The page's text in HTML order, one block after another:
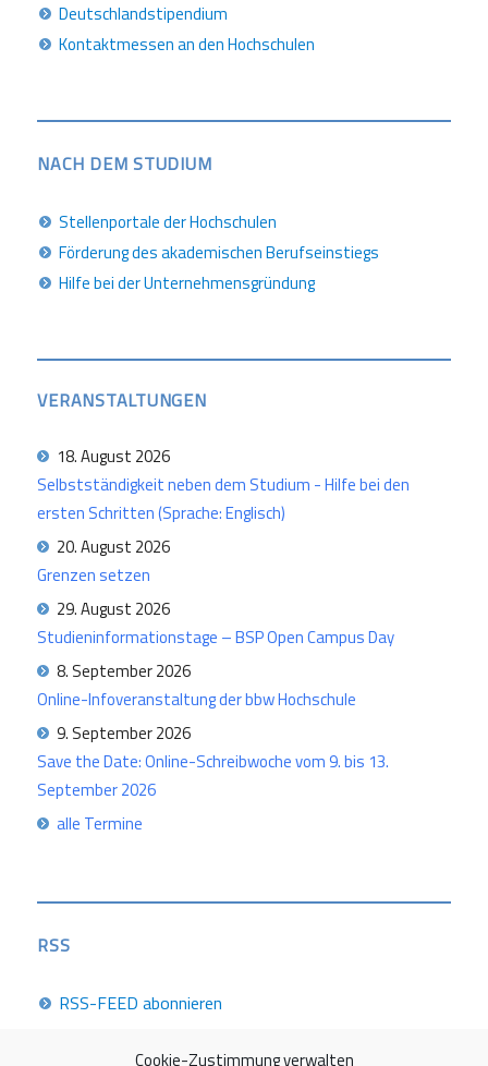
Cookie-Zustimmung verwalten
Deutschlandstipendium
Kontaktmessen an den Hochschulen
NACH DEM STUDIUM
Stellenportale der Hochschulen
Förderung des akademischen Berufseinstiegs
Hilfe bei der Unternehmensgründung
VERANSTALTUNGEN
18. August 2026
Selbstständigkeit neben dem Studium - Hilfe bei den
ersten Schritten (Sprache: Englisch)
20. August 2026
Grenzen setzen
29. August 2026
Studieninformationstage – BSP Open Campus Day
8. September 2026
Online-Infoveranstaltung der bbw Hochschule
9. September 2026
Save the Date: Online-Schreibwoche vom 9. bis 13.
September 2026
alle Termine
RSS
RSS-FEED abonnieren